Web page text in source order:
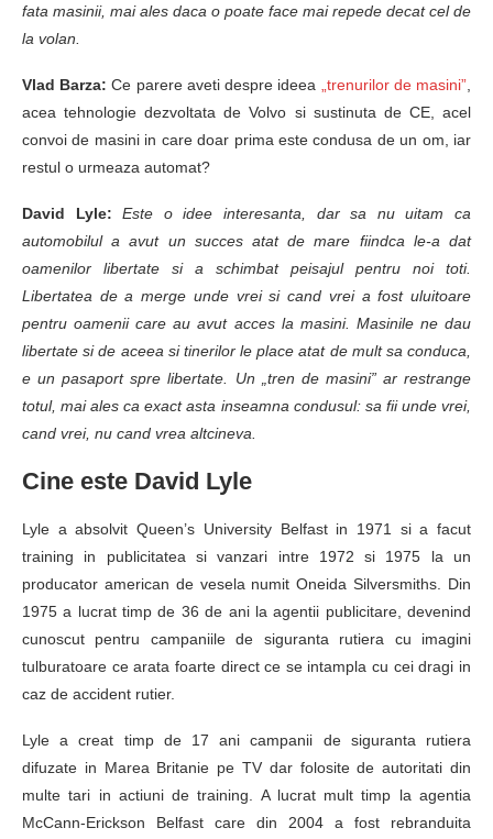
fata masinii, mai ales daca o poate face mai repede decat cel de
la volan.
Vlad Barza: Ce parere aveti despre ideea „trenurilor de masini”
acea tehnologie dezvoltata de Volvo si sustinuta de CE, acel
convoi de masini in care doar prima este condusa de un om, iar
restul o urmeaza automat?
David Lyle:
Este o idee interesanta, dar sa nu uitam ca
automobilul a avut un succes atat de mare fiindca le-a dat
oamenilor libertate si a schimbat peisajul pentru noi toti.
Libertatea de a merge unde vrei si cand vrei a fost uluitoare
pentru oamenii care au avut acces la masini. Masinile ne dau
libertate si de aceea si tinerilor le place atat de mult sa conduca,
e un pasaport spre libertate. Un „tren de masini” ar restrange
totul, mai ales ca exact asta inseamna condusul: sa fii unde vrei,
cand vrei, nu cand vrea altcineva.
Cine este David Lyle
Lyle a absolvit Queen’s University Belfast in 1971 si a facut
training in publicitatea si vanzari intre 1972 si 1975 la un
producator american de vesela numit Oneida Silversmiths. Din
1975 a lucrat timp de 36 de ani la agentii publicitare, devenind
cunoscut pentru campaniile de siguranta rutiera cu imagini
tulburatoare ce arata foarte direct ce se intampla cu cei dragi in
caz de accident rutier.
Lyle a creat timp de 17 ani campanii de siguranta rutiera
difuzate in Marea Britanie pe TV dar folosite de autoritati din
multe tari in actiuni de training. A lucrat mult timp la agentia
McCann-Erickson Belfast care din 2004 a fost rebranduita